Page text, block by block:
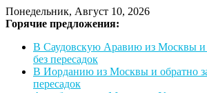
Понедельник, Август 10, 2026
Горячие предложения:
В Саудовскую Аравию из Москвы и
без пересадок
В Иорданию из Москвы и обратно
пересадок